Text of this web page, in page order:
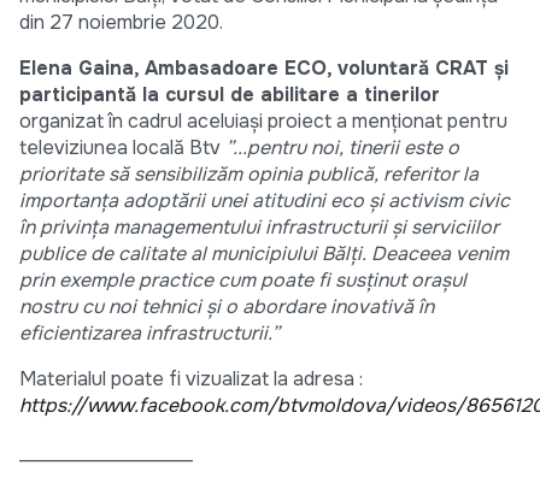
din 27 noiembrie 2020.
Elena Gaina, Ambasadoare ECO, voluntară CRAT și
participantă la cursul de abilitare a tinerilor
organizat în cadrul aceluiași proiect a menționat pentru
televiziunea locală Btv ”...pentru noi, tinerii este o
prioritate să sensibilizăm opinia publică, referitor la
importanța adoptării unei atitudini eco și activism civic
în privința managementului infrastructurii și serviciilor
publice de calitate al municipiului Bălți. Deaceea venim
prin exemple practice cum poate fi susținut orașul
nostru cu noi tehnici și o abordare inovativă în
eficientizarea infrastructurii.”
Materialul poate fi vizualizat la adresa :
https://www.facebook.com/btvmoldova/videos/